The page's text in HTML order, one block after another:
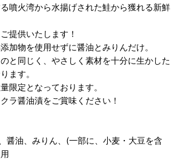
噴火湾から水揚げされた鮭から獲れる新鮮
提供いたします！
加物を使用せずに醤油とみりんだけ。
と同じく、やさしく素材を十分に生かした
ます。
限定となっております。
ラ醤油漬をご賞味ください！
醤油、みりん、(一部に、小麦・大豆を含